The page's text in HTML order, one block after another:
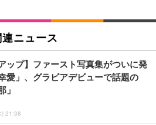
オフィスチェア／デスクチェア メッシ
間工学 疲れない ブラック
ィスチェア デスクチェア 疲れない テレ
ア 強化バックレスト 30度ロッキング機
椅子 腰サポート 90度跳ね上げ式アーム
ッドレスト ハンガー付き 高反発クッシ
ス向けプレミアムモニター | FlexScan
ゲーミングモニター DualSense 充電
CFI-ZDM1J）
シック ペットシーツ 厚型 ワイド 42枚
ワイト(吸収面:ライトブルー)
イフ ネオ・オムツ L 中型犬用 26枚入
連ニュース
ップ】ファースト写真集がついに発
愛」、グラビアデビューで話題の
」
) 21:38